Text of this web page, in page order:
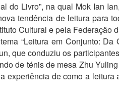
do Livro”, na qual Mok Ian
tendência de leitura para
Cultural e pela Federação
“Leitura em Conjunto: Da
que conduziu os
de ténis de mesa Zhu
experiência de como a leitura